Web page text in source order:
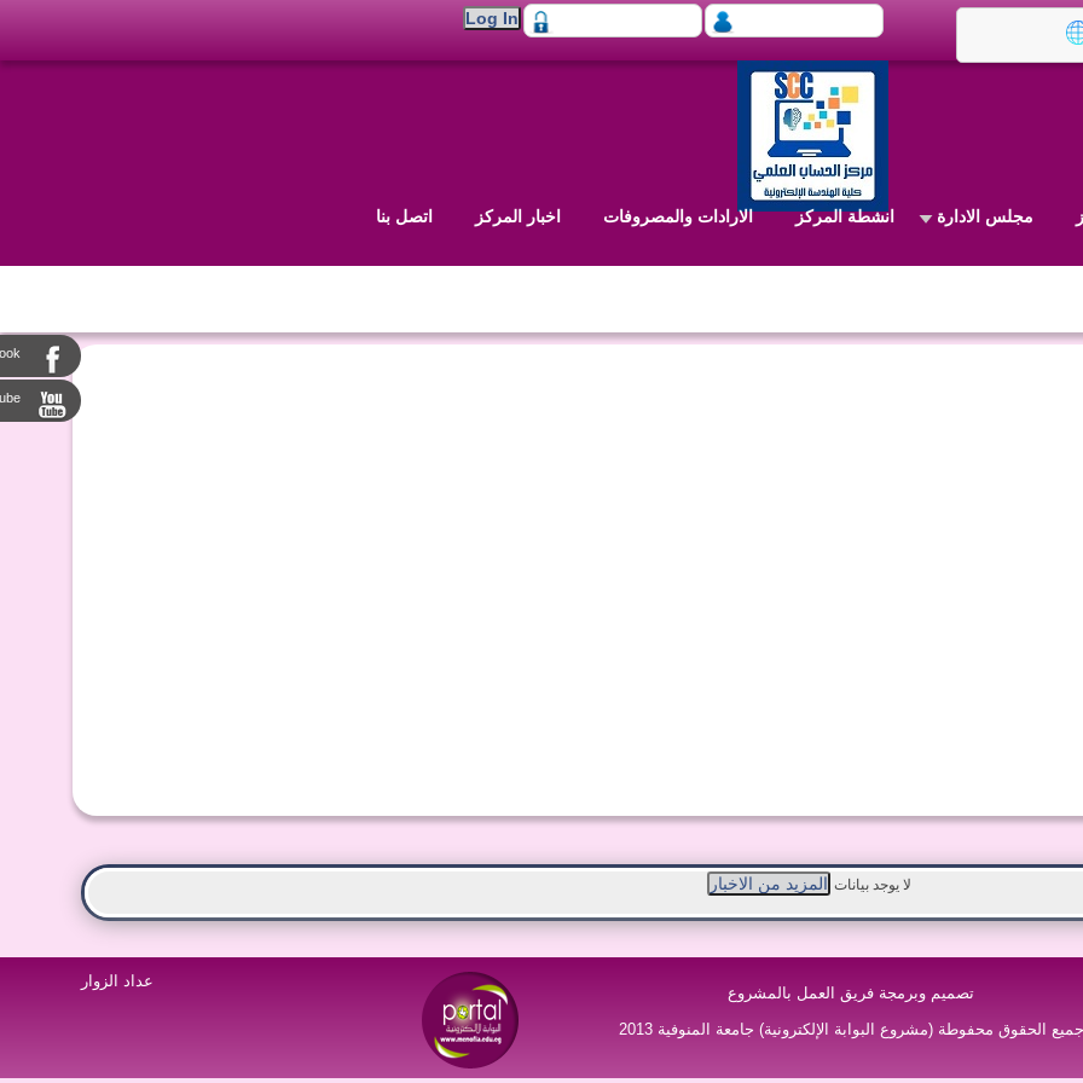
مجلس الادارة انشطة المركز الارادات والمصروفات اخبار المركز اتصل بنا
لا يوجد بيانات
تصميم وبرمجة فريق العمل بالمشروع
جميع الحقوق محفوطة (مشروع البوابة الإلكترونية) جامعة المنوفية 2013
عداد الزوار